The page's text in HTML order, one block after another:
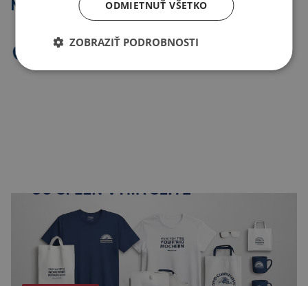
NajpredávanejšieODMIETNUŤ VŠETKO
ZOBRAZIŤ PODROBNOSTI